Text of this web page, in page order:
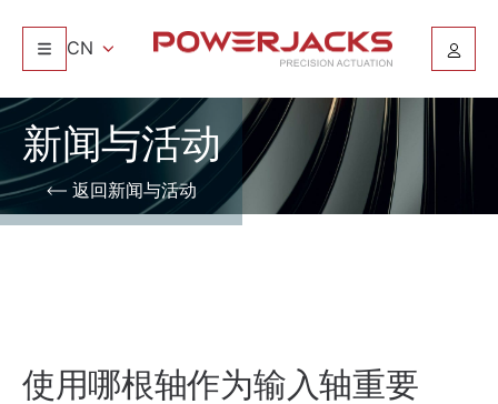
CN
新闻与活动
返回新闻与活动
使用哪根轴作为输入轴重要